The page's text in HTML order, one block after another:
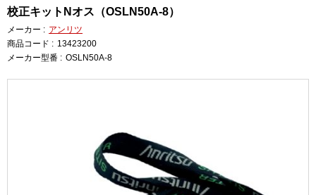
校正キットNオス（OSLN50A-8）
メーカー : アンリツ
商品コード : 13423200
メーカー型番 : OSLN50A-8